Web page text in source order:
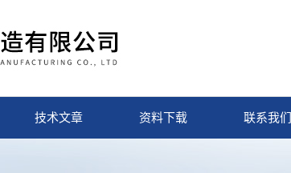
技术文章 资料下载 联系我们